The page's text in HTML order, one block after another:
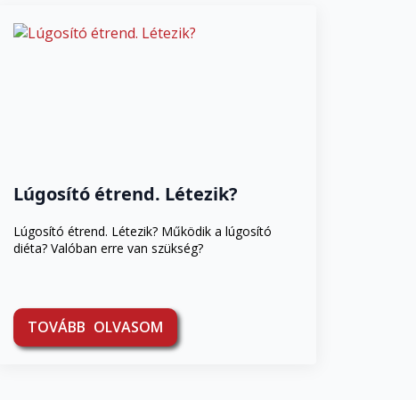
Lúgosító étrend. Létezik?
Lúgosító étrend. Létezik? Működik a lúgosító
diéta? Valóban erre van szükség?
TOVÁBB OLVASOM